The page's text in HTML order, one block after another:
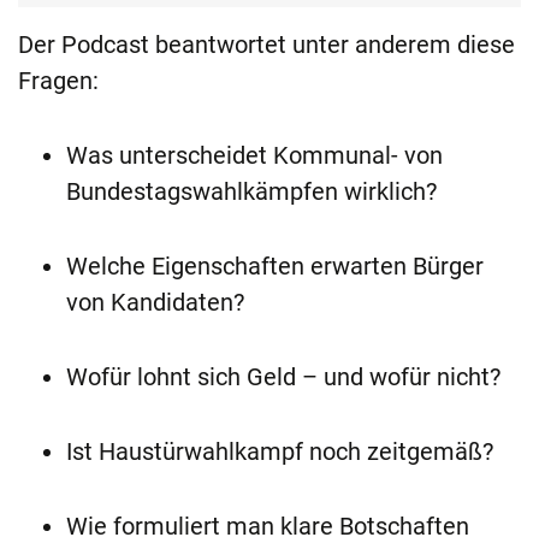
Der Podcast beantwortet unter anderem diese
Fragen:
Was unterscheidet Kommunal- von
Bundestagswahlkämpfen wirklich?
Welche Eigenschaften erwarten Bürger
von Kandidaten?
Wofür lohnt sich Geld – und wofür nicht?
Ist Haustürwahlkampf noch zeitgemäß?
Wie formuliert man klare Botschaften